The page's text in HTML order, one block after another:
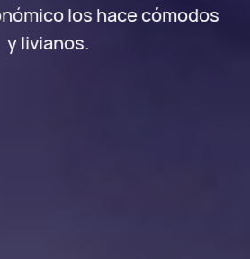
los hace cómodos
y livianos.